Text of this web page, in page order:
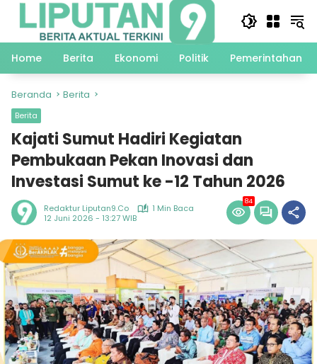
Langsung
Home
Berita Ekonomi Politik Pemerintahan
Beranda Berita
Berita
Kajati Sumut Hadiri Kegiatan
Pembukaan Pekan Inovasi dan
Investasi Sumut ke -12 Tahun 2026
Redaktur Liputan9.co
1 Min Baca
12 Juni 2026 - 13:27 WIB
84